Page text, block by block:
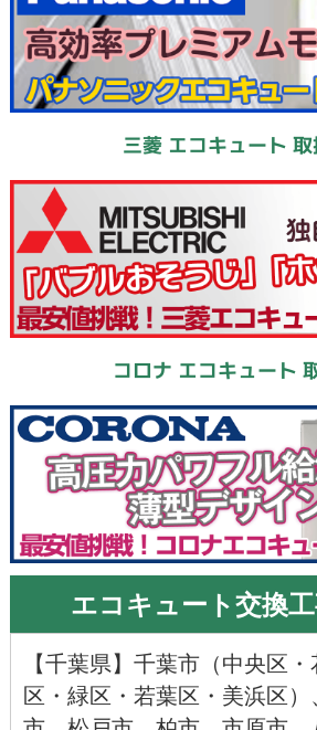
三菱 エコキュート
コロナ エコキュート
エコキュート交換
【千葉県】千葉市（中央区 ・
区 ・ 緑区 ・ 若葉区 ・ 美浜区）、